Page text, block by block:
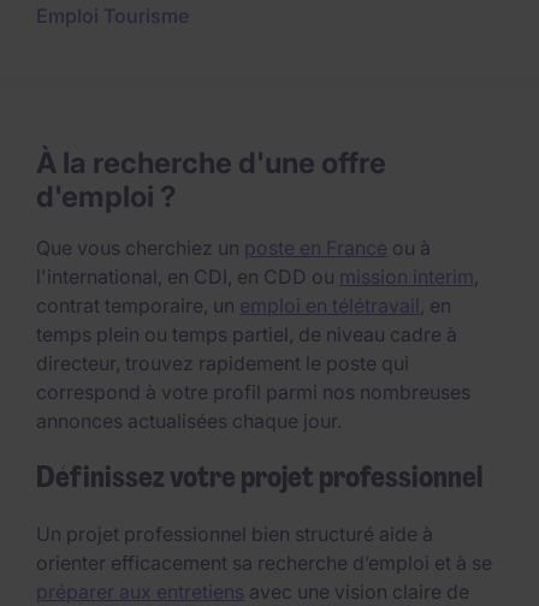
Emploi Tourisme
À la recherche d'une offre
d'emploi ?
Que vous cherchiez un poste en France ou à
l'international, en CDI, en CDD ou mission interim ,
contrat temporaire, un emploi en télétravail , en
temps plein ou temps partiel, de niveau cadre à
directeur, trouvez rapidement le poste qui
correspond à votre profil parmi nos nombreuses
annonces actualisées chaque jour.
Définissez votre projet professionnel
Un projet professionnel bien structuré aide à
orienter efficacement sa recherche d’emploi et à se
préparer aux entretiens avec une vision claire de